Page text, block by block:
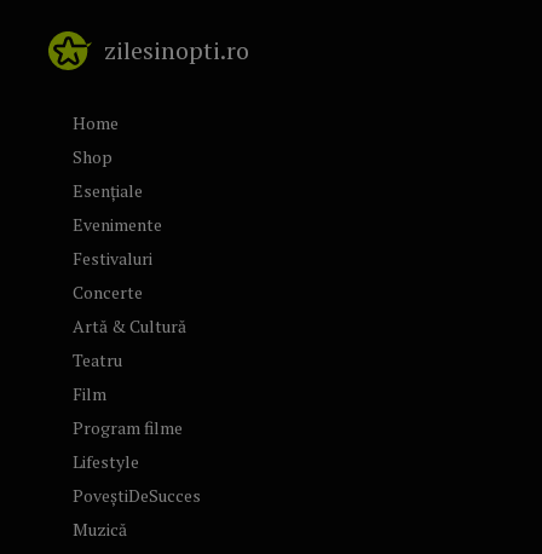
zilesinopti.ro
Home
Shop
Esențiale
Evenimente
Festivaluri
Concerte
Artă & Cultură
Teatru
Film
Program filme
Lifestyle
PoveștiDeSucces
Muzică